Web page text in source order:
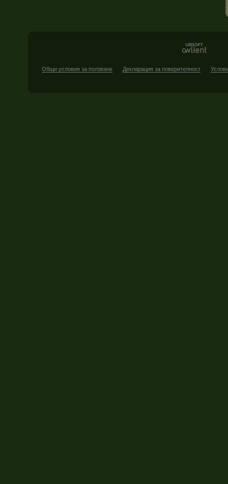
Общи условия за ползване Декларация за поверителност